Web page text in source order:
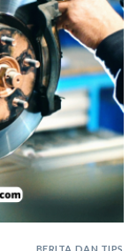
BERITA DAN TIPS